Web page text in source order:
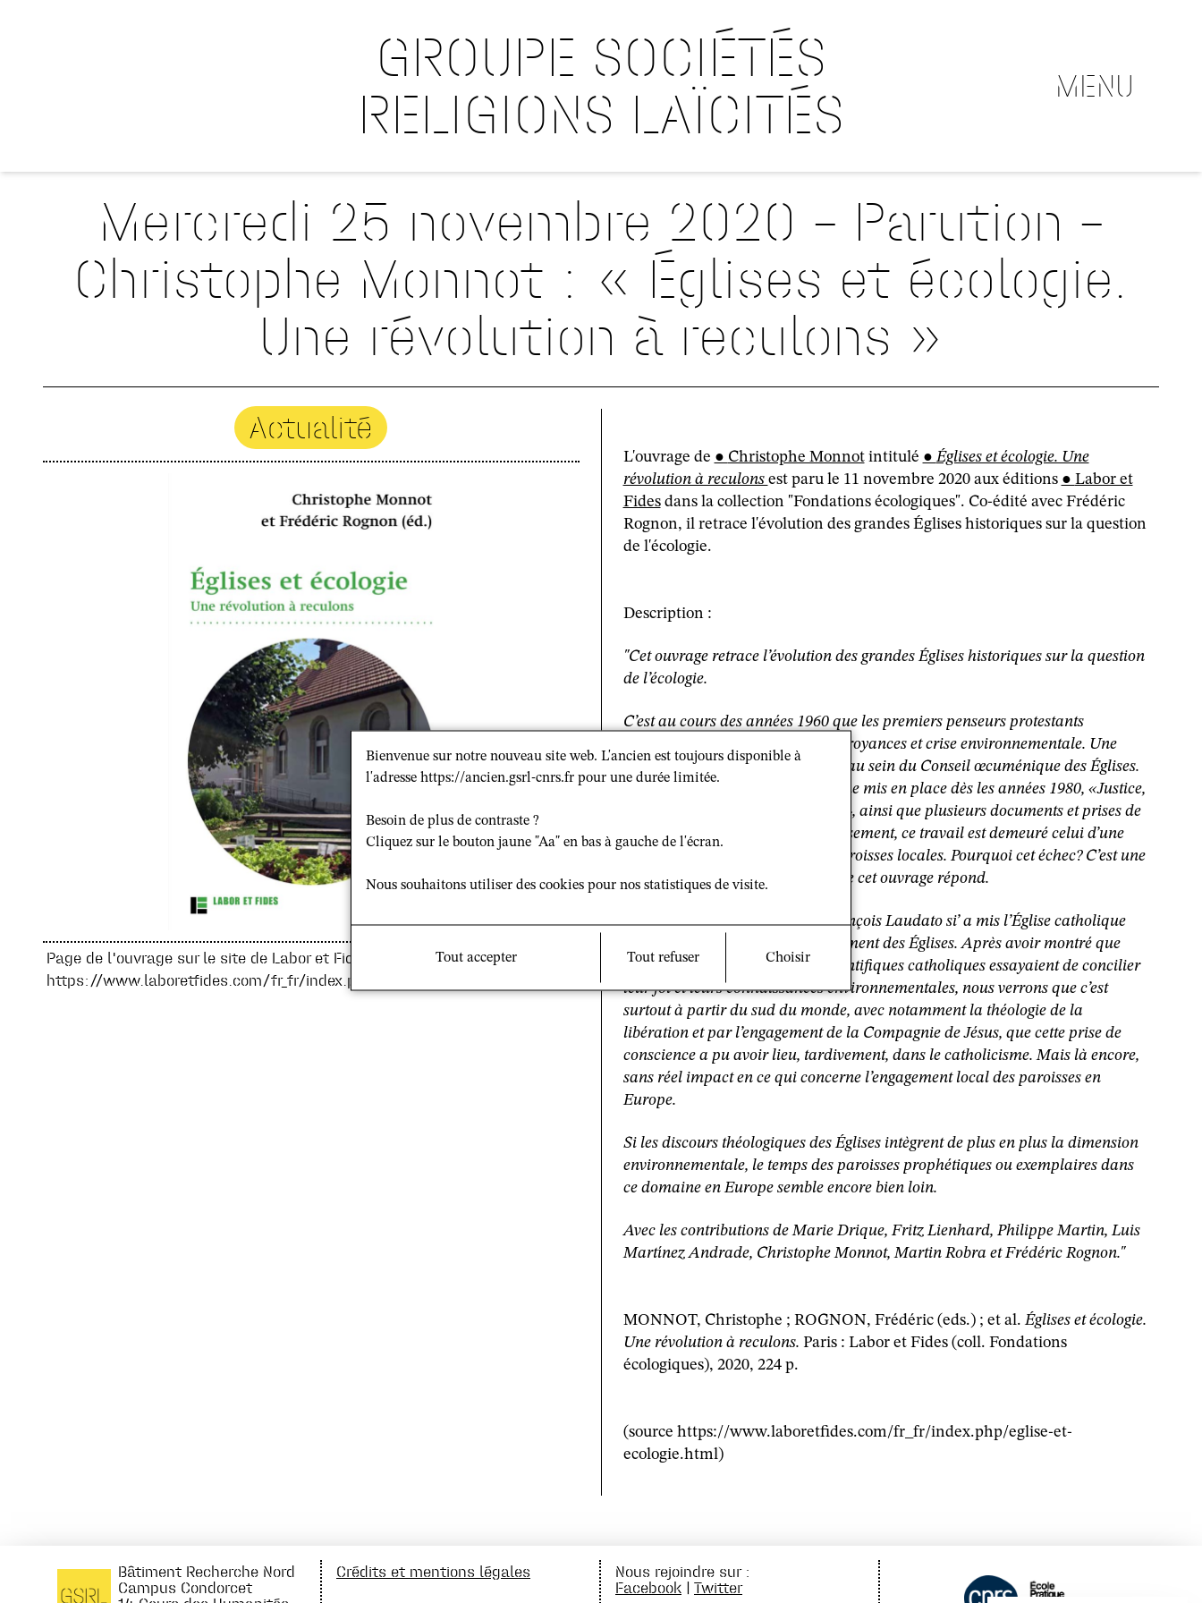
GROUPE SOCIÉTÉS
RELIGIONS LAÏCITÉS
MENU
Mercredi 25 novembre 2020 – Parution –
Christophe Monnot : « Églises et écologie.
Une révolution à reculons »
Actualité
Page de l'ouvrage sur le site de Labor et Fides :
https://www.laboretfides.com/fr_fr/index.php/eglise-et-ecologie.html
L'ouvrage de Christophe Monnotintitulé
Églises et écologie. Une
révolution à reculons est paru le 11 novembre 2020 aux éditions
Labor et
Fidesdans la collection "Fondations écologiques". Co-édité avec Frédéric
Rognon, il retrace l'évolution des grandes Églises historiques sur la question
de l'écologie.
Description :
"Cet ouvrage retrace l’évolution des grandes Églises historiques sur la question
de l’écologie.
C’est au cours des années 1960 que les premiers penseurs protestants
identifient un lien possible entre croyances et crise environnementale. Une
importante réflexion a été menée au sein du Conseil œcuménique des Églises.
Elle a débouché sur un programme mis en place dès les années 1980, «Justice,
paix et sauvegarde de la création», ainsi que plusieurs documents et prises de
position théologiques. Malheureusement, ce travail est demeuré celui d’une
élite. Il n’a jamais concerné les paroisses locales. Pourquoi cet échec? C’est une
des premières questions à laquelle cet ouvrage répond.
Ensuite, l’encyclique du pape François Laudato si’ a mis l’Église catholique
au centre de l’agenda du verdissement des Églises. Après avoir montré que
déjà au XIXe siècle plusieurs scientifiques catholiques essayaient de concilier
leur foi et leurs connaissances environnementales, nous verrons que c’est
surtout à partir du sud du monde, avec notamment la théologie de la
libération et par l’engagement de la Compagnie de Jésus, que cette prise de
conscience a pu avoir lieu, tardivement, dans le catholicisme. Mais là encore,
sans réel impact en ce qui concerne l’engagement local des paroisses en
Europe.
Si les discours théologiques des Églises intègrent de plus en plus la dimension
environnementale, le temps des paroisses prophétiques ou exemplaires dans
ce domaine en Europe semble encore bien loin.
Avec les contributions de Marie Drique, Fritz Lienhard, Philippe Martin, Luis
Martínez Andrade, Christophe Monnot, Martin Robra et Frédéric Rognon."
MONNOT, Christophe ; ROGNON, Frédéric (eds.) ; et al.Églises et écologie.
Une révolution à reculons. Paris : Labor et Fides (coll. Fondations
écologiques), 2020, 224 p.
(source https://www.laboretfides.com/fr_fr/index.php/eglise-et-
ecologie.html)
Bienvenue sur notre nouveau site web. L'ancien est toujours disponible à
l'adresse https://ancien.gsrl-cnrs.fr pour une durée limitée.
Besoin de plus de contraste ?
Cliquez sur le bouton jaune "Aa" en bas à gauche de l'écran.
Nous souhaitons utiliser des cookies pour nos statistiques de visite.
Tout accepter Tout refuser Choisir
Bâtiment Recherche Nord
Campus Condorcet
Crédits et mentions légales
Nous rejoindre sur :
Facebook | Twitter